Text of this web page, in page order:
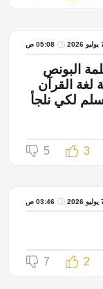
05:08 ص
البونص
لغة القرآن
لكي نلجأ
3
5
03:46 ص
2
7